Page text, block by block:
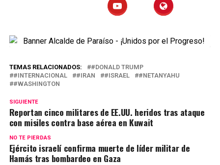
TEMAS RELACIONADOS:
#DONALD TRUMP
#INTERNACIONAL
#IRAN #ISRAEL
#NETANYAHU
#WASHINGTON
SIGUIENTE
Reportan cinco militares de EE.UU. heridos tras ataque
con misiles contra base aérea en Kuwait
NO TE PIERDAS
Ejército israelí confirma muerte de líder militar de
Hamás tras bombardeo en Gaza